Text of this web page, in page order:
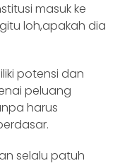
masuk ke
loh,apakah dia
potensi dan
peluang
harus
selalu patuh